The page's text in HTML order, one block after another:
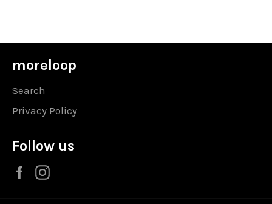
moreloop
Search
Privacy Policy
Follow us
Facebook